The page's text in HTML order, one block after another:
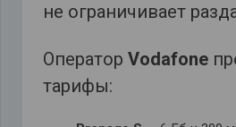
не ограничивает
Оператор Vodafone
тарифы: